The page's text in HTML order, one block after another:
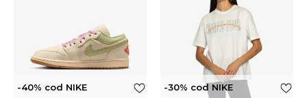
-40% cod NIKE -30% cod NIKE